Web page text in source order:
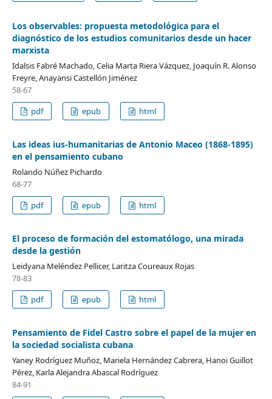
Los observables: propuesta metodológica para el
diagnóstico de los estudios comunitarios desde un hacer
marxista
Idalsis Fabré Machado, Celia Marta Riera Vázquez, Joaquín R. Alonso
Freyre, Anayansi Castellón Jiménez
58-67
pdf
epub html
Las ideas ius-humanitarias de Antonio Maceo (1868-1895)
en el pensamiento cubano
Rolando Núñez Pichardo
68-77
pdf
epub html
El proceso de formación del estomatólogo, una mirada
desde la gestión
Leidyana Meléndez Pellicer, Laritza Coureaux Rojas
78-83
pdf
epub html
Pensamiento de Fidel Castro sobre el papel de la mujer en
la sociedad socialista cubana
Yaney Rodríguez Muñoz, Mariela Hernández Cabrera, Hanoi Guillot
Pérez, Karla Alejandra Abascal Rodríguez
84-91